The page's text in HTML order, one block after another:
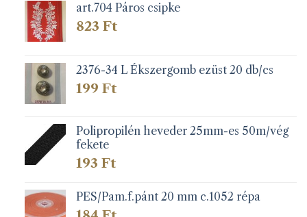
art.704 Páros csipke
823 Ft
2376-34 L Ékszergomb ezüst 20 db/cs
199 Ft
Polipropilén heveder 25mm-es 50m/vég
fekete
193 Ft
PES/Pam.f.pánt 20 mm c.1052 répa